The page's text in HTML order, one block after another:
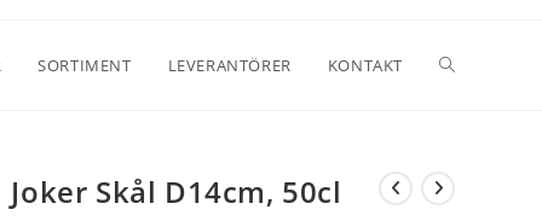
SORTIMENT LEVERANTÖRER KONTAKT
Joker Skål D14cm, 50cl